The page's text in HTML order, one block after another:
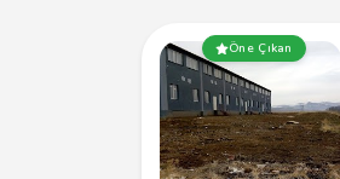
Öne Çıkan